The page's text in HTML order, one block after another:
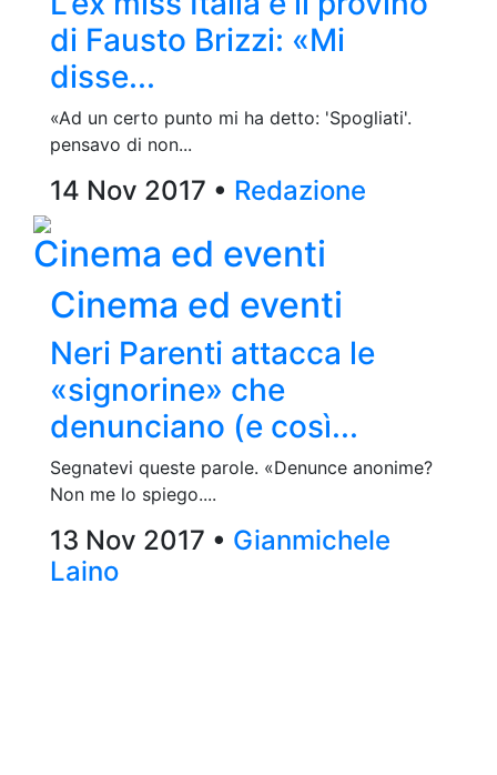
di Fausto Brizzi: «Mi
disse...
«Ad un certo punto mi ha detto: 'Spogliati'.
pensavo di non...
14 Nov 2017 • Redazione
Cinema ed eventi
Cinema ed eventi
Neri Parenti attacca le
«signorine» che
denunciano (e così...
Segnatevi queste parole. «Denunce anonime?
Non me lo spiego....
13 Nov 2017 • Gianmichele
Laino